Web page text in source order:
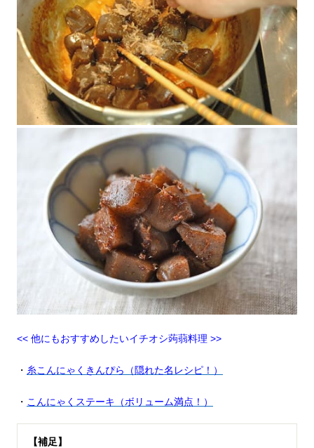
<< 他にもおすすめしたいイチオシ蒟蒻料理 >>
・ 糸こんにゃくきんぴら（隠れた名レシピ！）
・ こんにゃくステーキ（ボリューム満点！）
【補足】